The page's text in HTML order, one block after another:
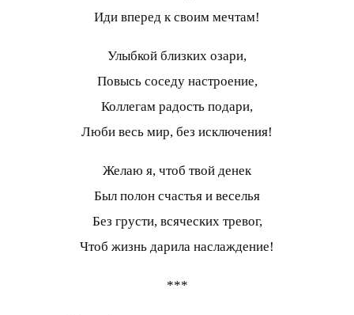
Иди вперед к своим мечтам!
Улыбкой близких озари,
Повысь соседу настроение,
Коллегам радость подари,
Люби весь мир, без исключения!
Желаю я, чтоб твой денек
Был полон счастья и веселья
Без грусти, всяческих тревог,
Чтоб жизнь дарила наслаждение!
***